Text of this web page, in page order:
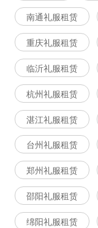
南通礼服租赁
重庆礼服租赁
临沂礼服租赁
杭州礼服租赁
湛江礼服租赁
台州礼服租赁
郑州礼服租赁
邵阳礼服租赁
绵阳礼服租赁